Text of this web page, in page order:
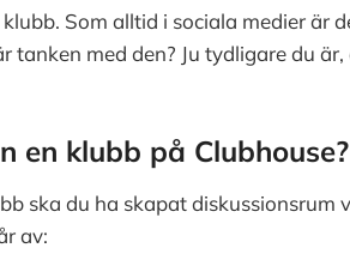
Som alltid i sociala medier är
tanken med den? Ju tydligare du
en klubb på Clubhouse?
ska du ha skapat
av: